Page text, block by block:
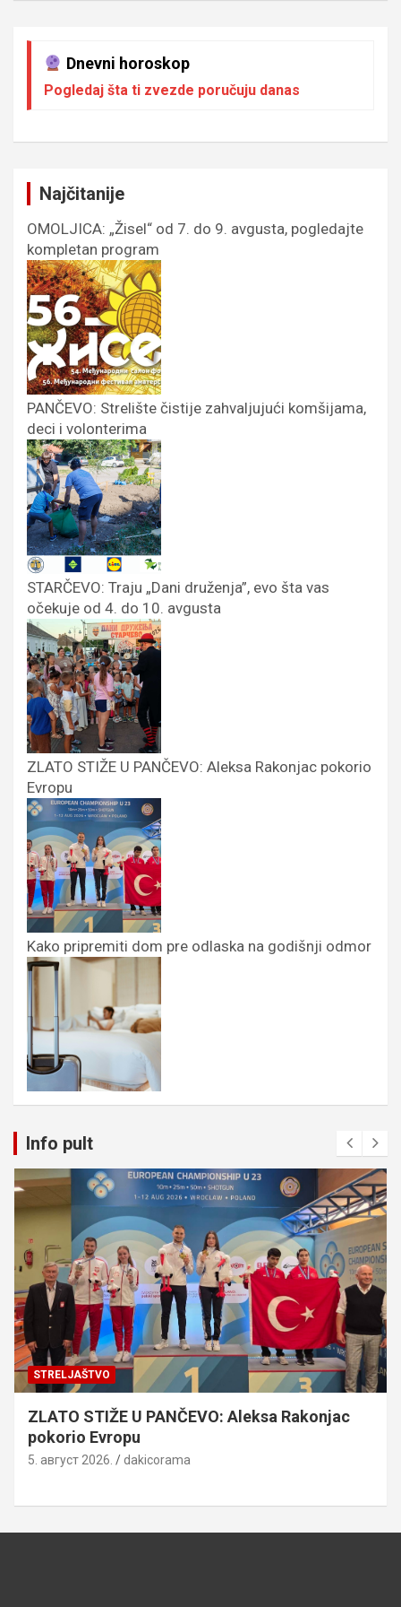
Dnevni horoskop
Pogledaj šta ti zvezde poručuju danas
Najčitanije
OMOLJICA: „Žisel“ od 7. do 9. avgusta, pogledajte
kompletan program
PANČEVO: Strelište čistije zahvaljujući komšijama,
deci i volonterima
STARČEVO: Traju „Dani druženja”, evo šta vas
očekuje od 4. do 10. avgusta
ZLATO STIŽE U PANČEVO: Aleksa Rakonjac pokorio
Evropu
Kako pripremiti dom pre odlaska na godišnji odmor
Info pult
STRELJAŠTVO
ZLATO STIŽE U PANČEVO: Aleksa Rakonjac
pokorio Evropu
5. август 2026. dakicorama